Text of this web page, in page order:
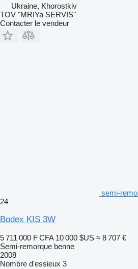
Ukraine, Khorostkiv
TOV "MRIYa SERVIS"
Contacter le vendeur
semi-
24
Bodex KIS 3W
5 711 000 F CFA 10 000 $US ≈ 8 707 €
Semi-remorque benne
2008
Nombre d'essieux 3